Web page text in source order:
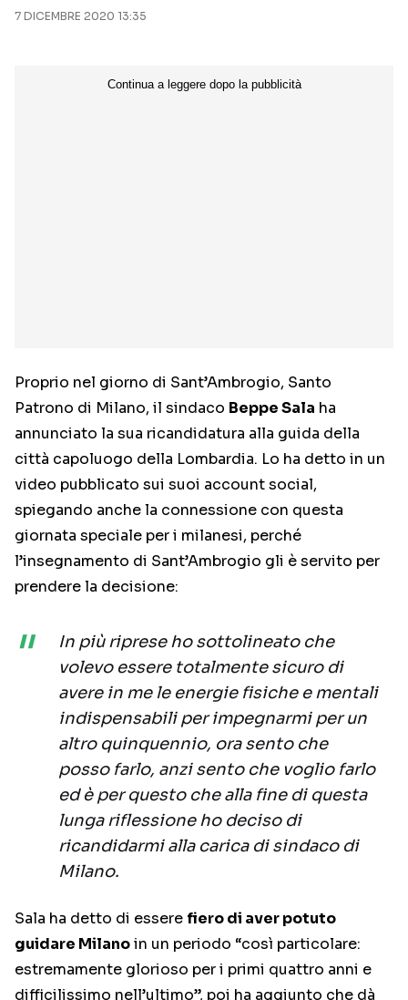
7 DICEMBRE 2020 13:35
Proprio nel giorno di Sant’Ambrogio, Santo
Patrono di Milano, il sindaco Beppe Sala ha
annunciato la sua ricandidatura alla guida della
città capoluogo della Lombardia. Lo ha detto in un
video pubblicato sui suoi account social,
spiegando anche la connessione con questa
giornata speciale per i milanesi, perché
l’insegnamento di Sant’Ambrogio gli è servito per
prendere la decisione:
In più riprese ho sottolineato che
volevo essere totalmente sicuro di
avere in me le energie fisiche e mentali
indispensabili per impegnarmi per un
altro quinquennio, ora sento che
posso farlo, anzi sento che voglio farlo
ed è per questo che alla fine di questa
lunga riflessione ho deciso di
ricandidarmi alla carica di sindaco di
Milano.
Sala ha detto di essere fiero di aver potuto
guidare Milanoin un periodo “così particolare:
estremamente glorioso per i primi quattro anni e
difficilissimo nell’ultimo”, poi ha aggiunto che dà